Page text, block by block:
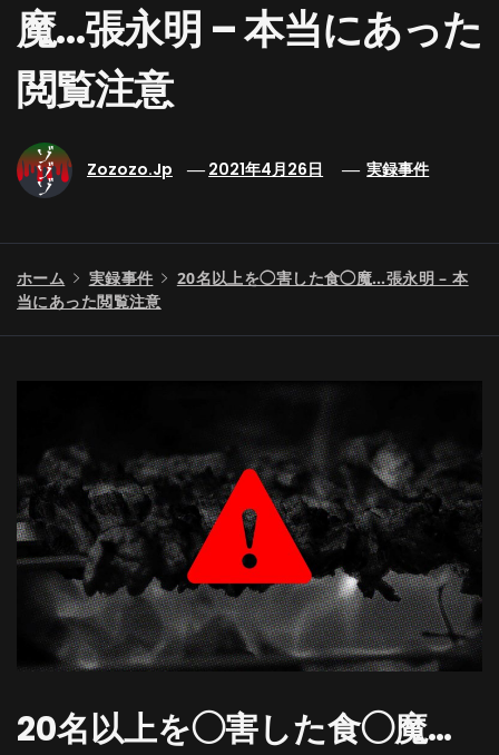
魔…張永明 – 本当にあった
閲覧注意
Zozozo.jp 2021年4月26日 実録事件
ホーム 実録事件
20名以上を◯害した食◯魔…張永明 – 本
当にあった閲覧注意
20名以上を◯害した食◯魔…